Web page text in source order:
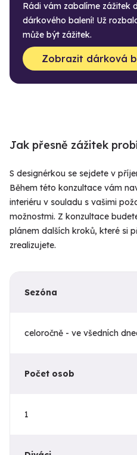
Rádi vám zabalíme zážitek
dárkového balení! Už
může být zážitek.
Zobrazit dárková
Jak přesně zážitek
S designérkou se sejdete v
Během této konzultace vám
interiéru v souladu s vašimi
možnostmi. Z konzultace
plánem dalších kroků, které si
zrealizujete.
Sezóna
celoročně - ve všedních
Počet osob
1